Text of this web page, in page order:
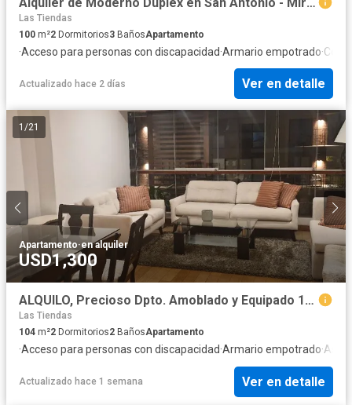
Las Tiendas
100 m²2 Dormitorios3 BañosApartamento
·Acceso para personas con discapacidad·Armario empotrado·
Actualizado hace 2 días Ver en detalle
1 /21
Apartamento·en alquiler
USD1,300
ALQUILO, Precioso Dpto. Amoblado y Equipado 104mts. 2dorm. 1estac. Calle Manco Capac 811, Miraflores
Las Tiendas
104 m²2 Dormitorios2 BañosApartamento
·Acceso para personas con discapacidad·Armario empotrado·
Actualizado hace 1 semana Ver en detalle